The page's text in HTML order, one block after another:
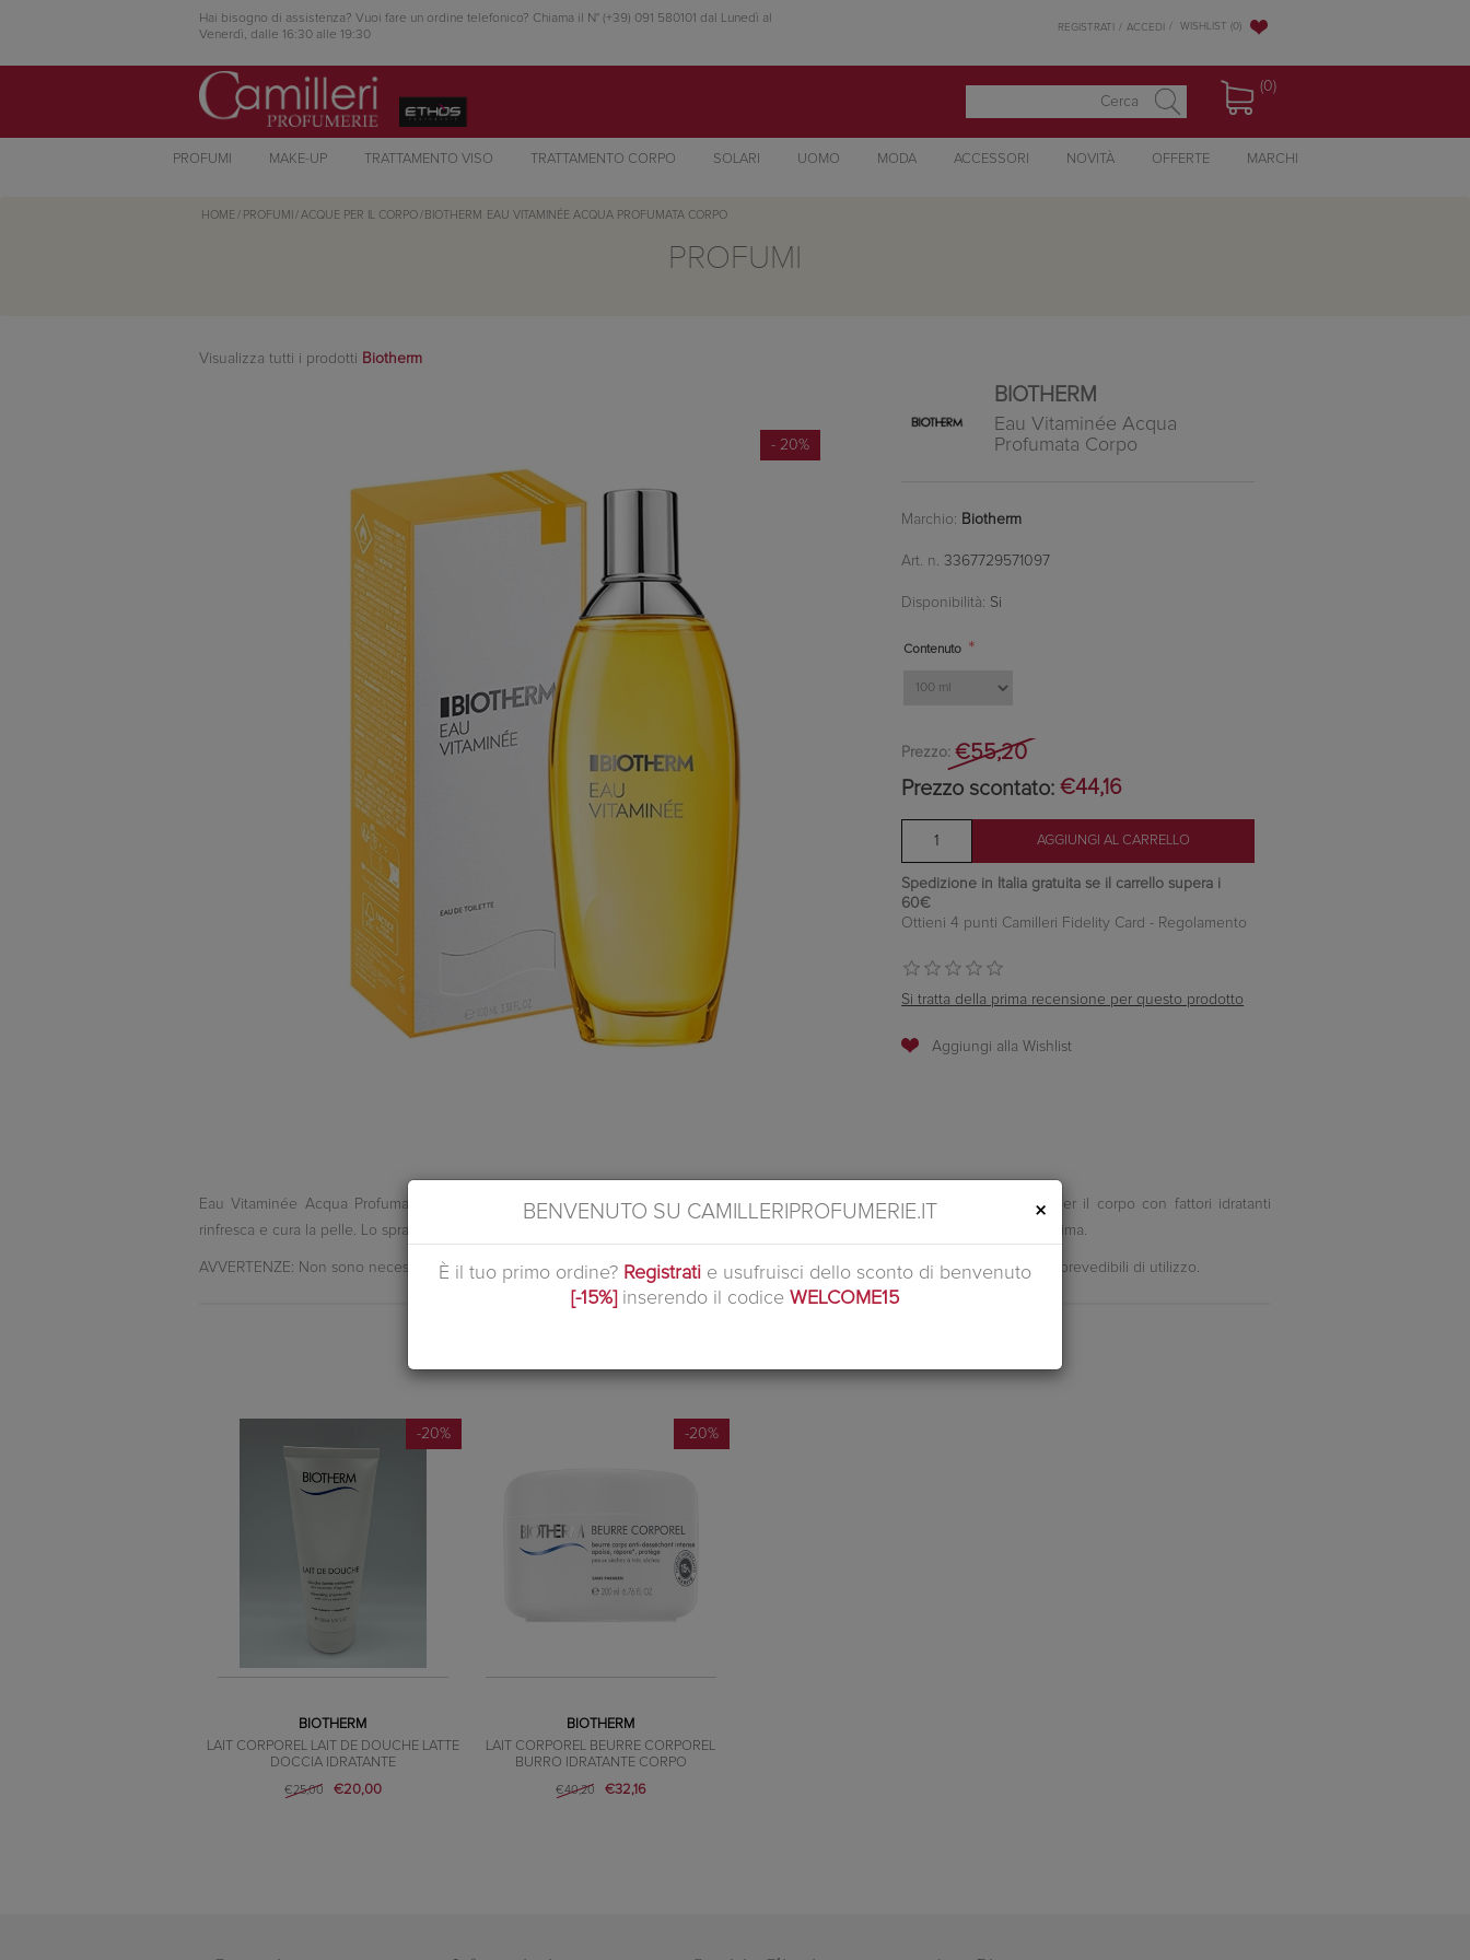
Hai bisogno di assistenza? Vuoi fare un ordine telefonico? Chiama il N° (+39) 091 580101 dal Lunedì al
Venerdì, dalle 16:30 alle 19:30
REGISTRATI ACCEDI WISHLIST (0)
(0)
PROFUMI MAKE-UP TRATTAMENTO VISO TRATTAMENTO CORPO SOLARI UOMO MODA ACCESSORI NOVITÀ OFFERTE MARCHI
HOME / PROFUMI / ACQUE PER IL CORPO / BIOTHERM EAU VITAMINÉE ACQUA PROFUMATA CORPO
PROFUMI
Visualizza tutti i prodotti Biotherm
- 20%
BIOTHERM
Eau Vitaminée Acqua
Profumata Corpo
Marchio: Biotherm
Art. n. 3367729571097
Disponibilità: Si
Contenuto *
Prezzo: €55,20
Prezzo scontato: €44,16
Spedizione in Italia gratuita se il carrello supera i
60€
Ottieni 4 punti Camilleri Fidelity Card - Regolamento
Si tratta della prima recensione per questo prodotto
Eau Vitaminée Acqua Profumata Corpo: fragranza rinfrescante e frizzante per la cura del corpo. Questo frizzante profumo per il corpo con fattori idratanti
rinfresca e cura la pelle. Lo spray con essenze naturali di agrumi ha un effetto rinvigorente sui sensi. Un piacere per il corpo e l'anima.
AVVERTENZE: Non sono necessarie precauzioni specifiche per l'uso di questo prodotto in condizioni normali o ragionevolmente prevedibili di utilizzo.
-20%
BIOTHERM
LAIT CORPOREL LAIT DE DOUCHE LATTE
DOCCIA IDRATANTE
€25,00 €20,00
-20%
BIOTHERM
LAIT CORPOREL BEURRE CORPOREL
BURRO IDRATANTE CORPO
€40,20 €32,16
BENVENUTO SU CAMILLERIPROFUMERIE.IT ×
È il tuo primo ordine? Registrati e usufruisci dello sconto di benvenuto
[-15%] inserendo il codice WELCOME15